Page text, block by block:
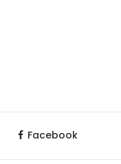
Facebook